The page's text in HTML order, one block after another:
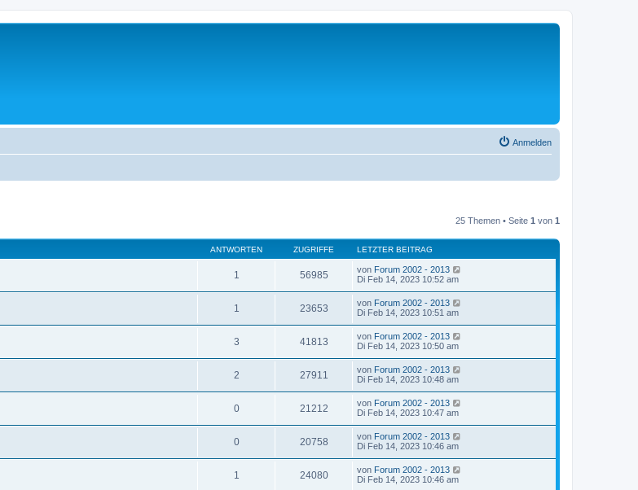
Anmelden
25 Themen • Seite 1 von 1
ANTWORTEN ZUGRIFFE LETZTER BEITRAG
1 56985 von Forum 2002 - 2013
Di Feb 14, 2023 10:52 am
1 23653 von Forum 2002 - 2013
Di Feb 14, 2023 10:51 am
3 41813 von Forum 2002 - 2013
Di Feb 14, 2023 10:50 am
2 27911 von Forum 2002 - 2013
Di Feb 14, 2023 10:48 am
0 21212 von Forum 2002 - 2013
Di Feb 14, 2023 10:47 am
0 20758 von Forum 2002 - 2013
Di Feb 14, 2023 10:46 am
1 24080 von Forum 2002 - 2013
Di Feb 14, 2023 10:46 am